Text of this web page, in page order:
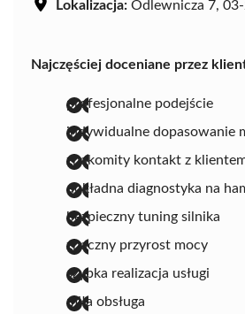
Lokalizacja: Odlewnicza 7,
Najczęściej doceniane przez
profesjonalne podejście
indywidualne dopasowanie
znakomity kontakt z
dokładna diagnostyka na
bezpieczny tuning silnika
znaczny przyrost mocy
szybka realizacja usługi
miła obsługa